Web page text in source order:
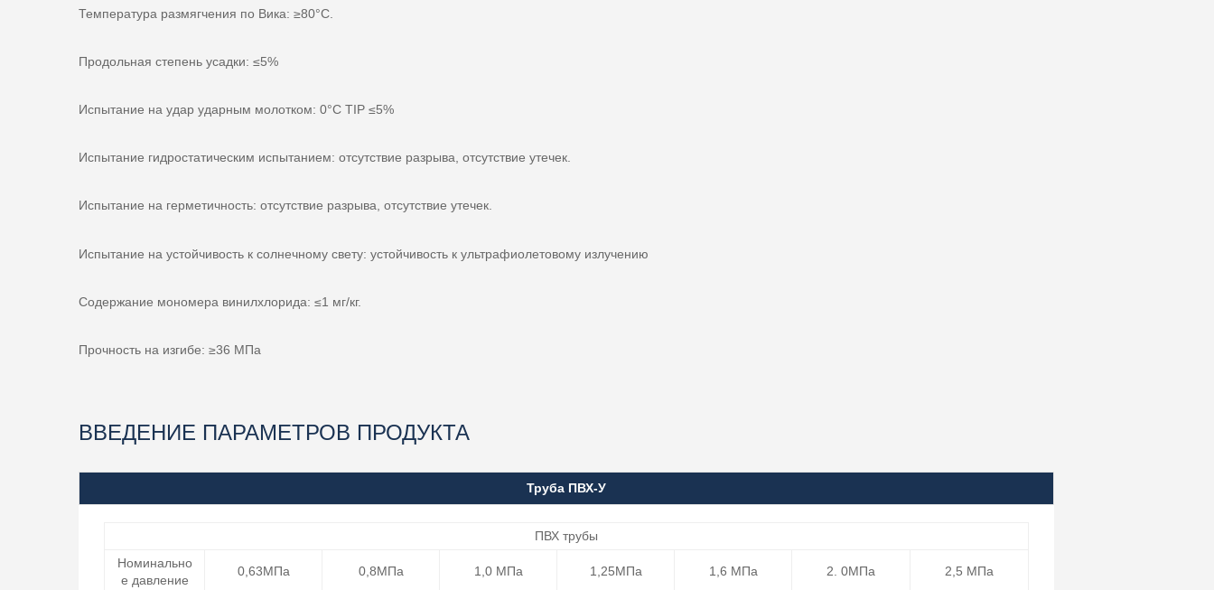
Температура размягчения по Вика: ≥80°C.
Продольная степень усадки: ≤5%
Испытание на удар ударным молотком: 0°C TIP ≤5%
Испытание гидростатическим испытанием: отсутствие разрыва, отсутствие утечек.
Испытание на герметичность: отсутствие разрыва, отсутствие утечек.
Испытание на устойчивость к солнечному свету: устойчивость к ультрафиолетовому излучению
Содержание мономера винилхлорида: ≤1 мг/кг.
Прочность на изгибе: ≥36 МПа
ВВЕДЕНИЕ ПАРАМЕТРОВ ПРОДУКТА
Труба ПВХ-У
ПВХ трубы
Номинально
е давление
0,63МПа 0,8МПа 1,0 МПа 1,25МПа 1,6 МПа 2. 0МПа 2,5 МПа